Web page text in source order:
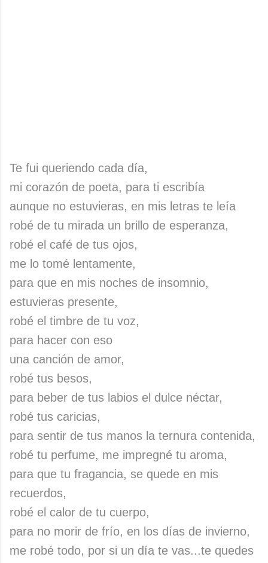
Te fui queriendo cada día,
mi corazón de poeta, para ti escribía
aunque no estuvieras, en mis letras te leía
robé de tu mirada un brillo de esperanza,
robé el café de tus ojos,
me lo tomé lentamente,
para que en mis noches de insomnio,
estuvieras presente,
robé el timbre de tu voz,
para hacer con eso
una canción de amor,
robé tus besos,
para beber de tus labios el dulce néctar,
robé tus caricias,
para sentir de tus manos la ternura contenida,
robé tu perfume, me impregné tu aroma,
para que tu fragancia, se quede en mis
recuerdos,
robé el calor de tu cuerpo,
para no morir de frío, en los días de invierno,
me robé todo, por si un día te vas...te quedes